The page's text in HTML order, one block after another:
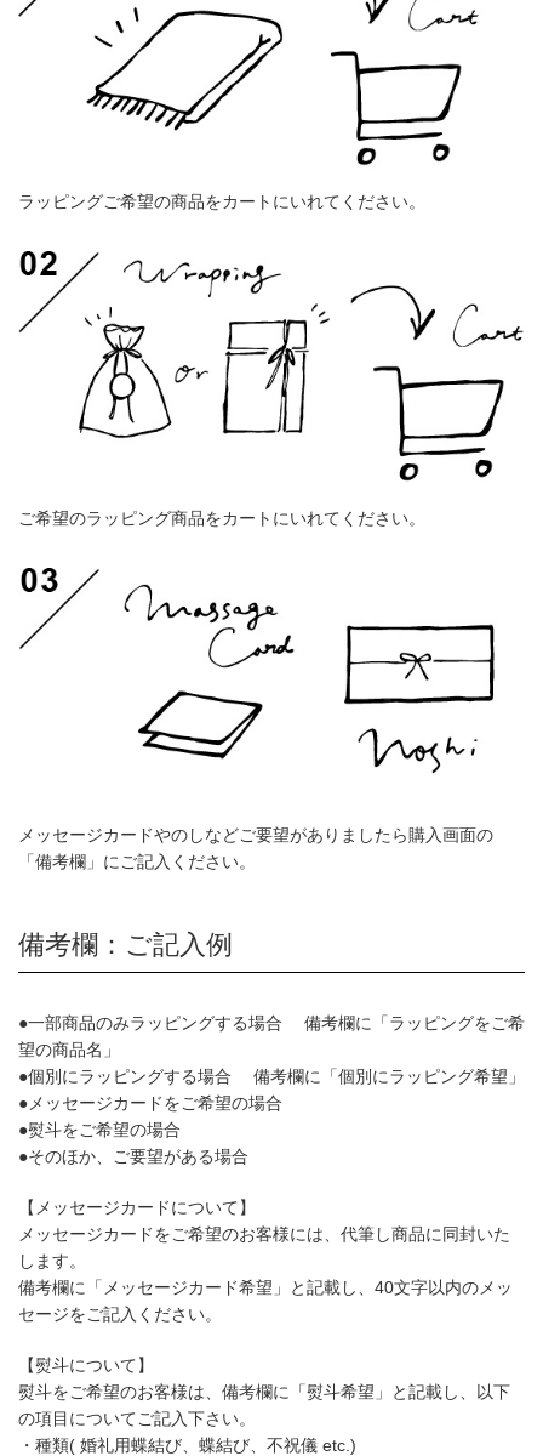
ラッピングご希望の商品をカートにいれてください。
ご希望のラッピング商品をカートにいれてください。
メッセージカードやのしなどご要望がありましたら購入画面の
「備考欄」にご記入ください。
備考欄：ご記入例
●一部商品のみラッピングする場合 備考欄に「ラッピングをご希
望の商品名」
●個別にラッピングする場合 備考欄に「個別にラッピング希望」
●メッセージカードをご希望の場合
●熨斗をご希望の場合
●そのほか、ご要望がある場合
【メッセージカードについて】
メッセージカードをご希望のお客様には、代筆し商品に同封いた
します。
備考欄に「メッセージカード希望」と記載し、40文字以内のメッ
セージをご記入ください。
【熨斗について】
熨斗をご希望のお客様は、備考欄に「熨斗希望」と記載し、以下
の項目についてご記入下さい。
・種類( 婚礼用蝶結び、蝶結び、不祝儀 etc.)